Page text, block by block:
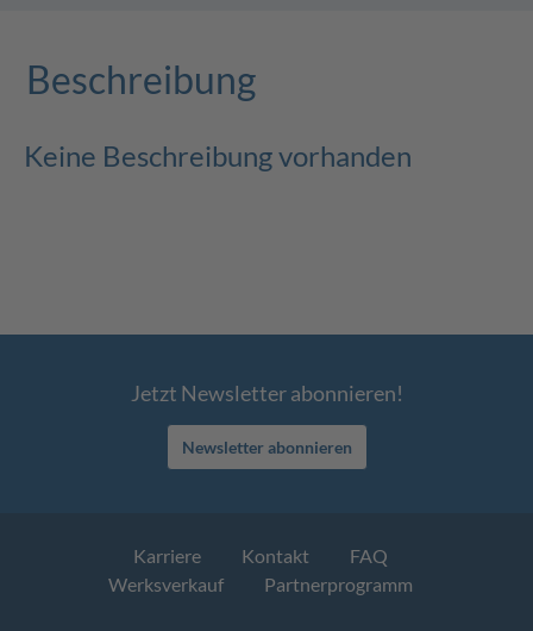
Beschreibung
Keine Beschreibung vorhanden
Jetzt Newsletter abonnieren!
Newsletter abonnieren
Karriere Kontakt
FAQ
Werksverkauf
Partnerprogramm